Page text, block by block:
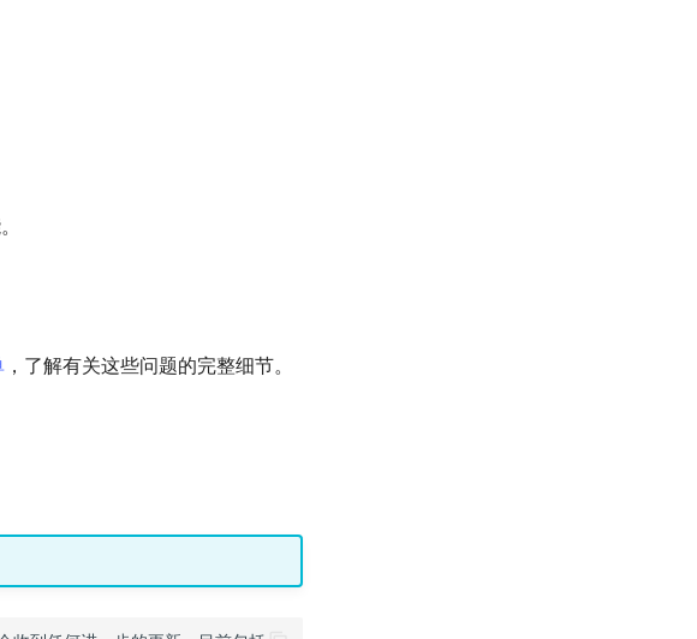
，了解有关这些问题的完整细节。